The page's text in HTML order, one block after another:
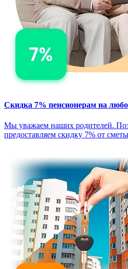
Скидка 7% пенсионерам на
Мы уважаем наших родителей.
предоставляем скидку 7% от